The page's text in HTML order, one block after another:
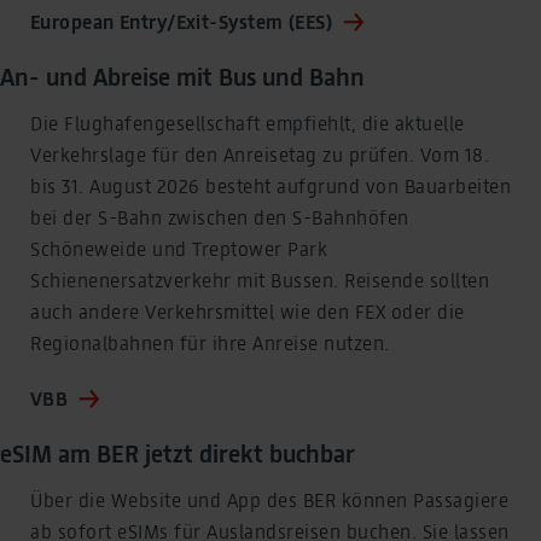
European Entry/Exit-System (EES)
An- und Abreise mit Bus und Bahn
Die Flughafengesellschaft empfiehlt, die aktuelle
Verkehrslage für den Anreisetag zu prüfen. Vom 18.
bis 31. August 2026 besteht aufgrund von Bauarbeiten
bei der S-Bahn zwischen den S-Bahnhöfen
Schöneweide und Treptower Park
Schienenersatzverkehr mit Bussen. Reisende sollten
auch andere Verkehrsmittel wie den FEX oder die
Regionalbahnen für ihre Anreise nutzen.
VBB
eSIM am BER jetzt direkt buchbar
Über die Website und App des BER können Passagiere
ab sofort eSIMs für Auslandsreisen buchen. Sie lassen